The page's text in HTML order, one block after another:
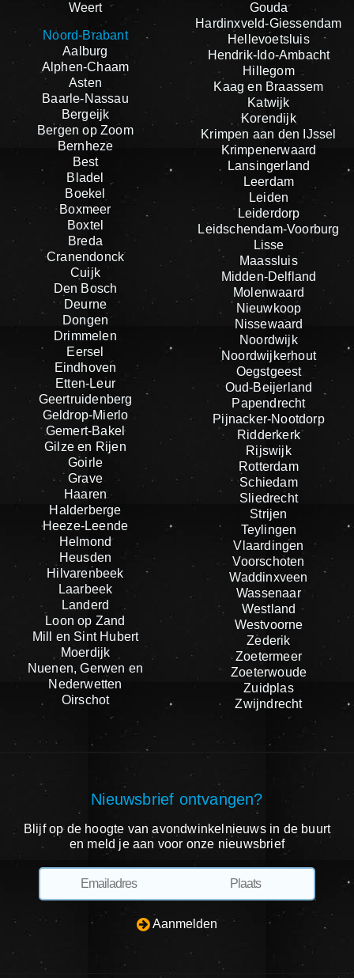
Weert
Noord-Brabant
Aalburg
Alphen-Chaam
Asten
Baarle-Nassau
Bergeijk
Bergen op Zoom
Bernheze
Best
Bladel
Boekel
Boxmeer
Boxtel
Breda
Cranendonck
Cuijk
Den Bosch
Deurne
Dongen
Drimmelen
Eersel
Eindhoven
Etten-Leur
Geertruidenberg
Geldrop-Mierlo
Gemert-Bakel
Gilze en Rijen
Goirle
Grave
Haaren
Halderberge
Heeze-Leende
Helmond
Heusden
Hilvarenbeek
Laarbeek
Landerd
Loon op Zand
Mill en Sint Hubert
Moerdijk
Nuenen, Gerwen en
Nederwetten
Oirschot
Gouda
Hardinxveld-Giessendam
Hellevoetsluis
Hendrik-Ido-Ambacht
Hillegom
Kaag en Braassem
Katwijk
Korendijk
Krimpen aan den IJssel
Krimpenerwaard
Lansingerland
Leerdam
Leiden
Leiderdorp
Leidschendam-Voorburg
Lisse
Maassluis
Midden-Delfland
Molenwaard
Nieuwkoop
Nissewaard
Noordwijk
Noordwijkerhout
Oegstgeest
Oud-Beijerland
Papendrecht
Pijnacker-Nootdorp
Ridderkerk
Rijswijk
Rotterdam
Schiedam
Sliedrecht
Strijen
Teylingen
Vlaardingen
Voorschoten
Waddinxveen
Wassenaar
Westland
Westvoorne
Zederik
Zoetermeer
Zoeterwoude
Zuidplas
Zwijndrecht
Nieuwsbrief ontvangen?
Blijf op de hoogte van avondwinkelnieuws in de buurt
en meld je aan voor onze nieuwsbrief
Aanmelden